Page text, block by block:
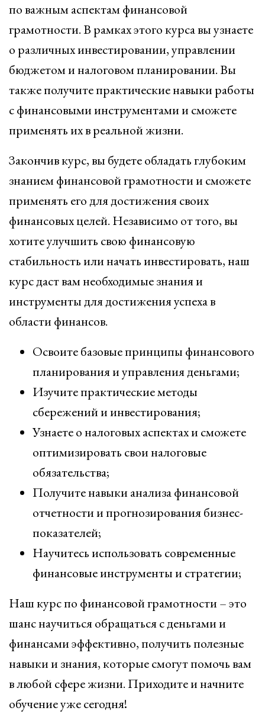
по важным аспектам финансовой
грамотности. В рамках этого курса вы узнаете
о различных инвестировании, управлении
бюджетом и налоговом планировании. Вы
также получите практические навыки работы
с финансовыми инструментами и сможете
применять их в реальной жизни.
Закончив курс, вы будете обладать глубоким
знанием финансовой грамотности и сможете
применять его для достижения своих
финансовых целей. Независимо от того, вы
хотите улучшить свою финансовую
стабильность или начать инвестировать, наш
курс даст вам необходимые знания и
инструменты для достижения успеха в
области финансов.
Освоите базовые принципы финансового
планирования и управления деньгами;
Изучите практические методы
сбережений и инвестирования;
Узнаете о налоговых аспектах и сможете
оптимизировать свои налоговые
обязательства;
Получите навыки анализа финансовой
отчетности и прогнозирования бизнес-
показателей;
Научитесь использовать современные
финансовые инструменты и стратегии;
Наш курс по финансовой грамотности – это
шанс научиться обращаться с деньгами и
финансами эффективно, получить полезные
навыки и знания, которые смогут помочь вам
в любой сфере жизни. Приходите и начните
обучение уже сегодня!